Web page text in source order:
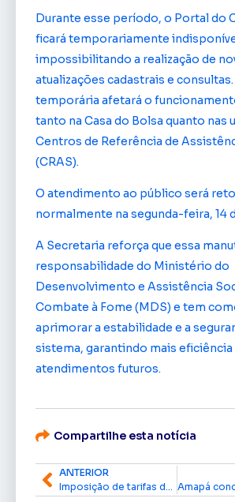
Durante esse período, o Portal do
ficará temporariamente
impossibilitando a realização de
atualizações cadastrais e
temporária afetará o
tanto na Casa do Bolsa quanto nas
Centros de Referência de
(CRAS).
O atendimento ao público será
normalmente na segunda-feira, 14
A Secretaria reforça que essa
responsabilidade do Ministério do
Desenvolvimento e Assistência
Combate à Fome (MDS) e tem
aprimorar a estabilidade e a
sistema, garantindo mais eficiência
atendimentos futuros.
Compartilhe esta notícia
ANTERIOR